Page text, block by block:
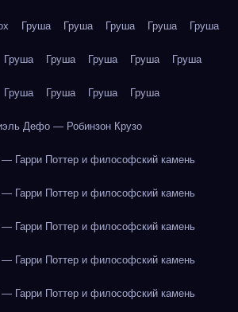
Груша Груша Груша Груша Груша
Груша Груша Груша Груша Груша
Груша Груша Груша Груша
Дефо — Робинзон Крузо
Гарри Поттер и философский камень
Гарри Поттер и философский камень
Гарри Поттер и философский камень
Гарри Поттер и философский камень
Гарри Поттер и философский камень